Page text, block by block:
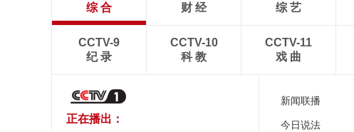
综 合
财 经
综 艺
CCTV-9
纪 录
CCTV-10
科 教
CCTV-11
戏 曲
正在播出：
新闻联播
今日说法